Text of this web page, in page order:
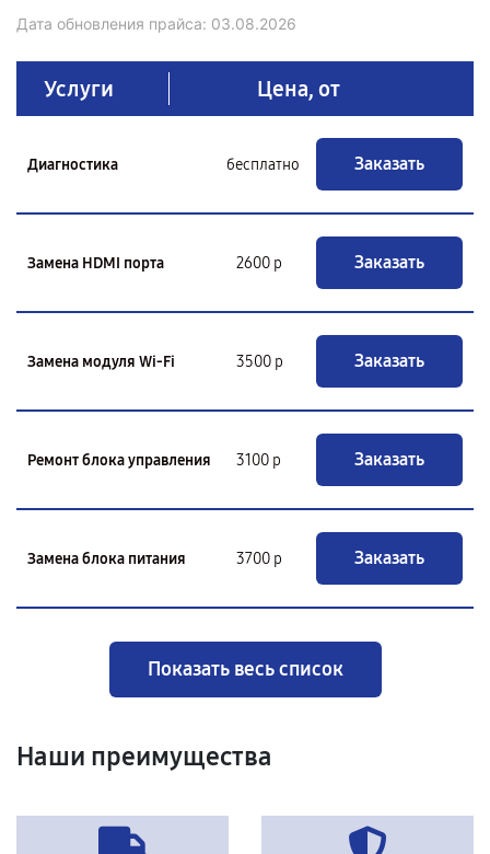
Дата обновления прайса: 03.08.2026
Услуги Цена, от
Диагностика бесплатно Заказать
Замена HDMI порта 2600 р Заказать
Замена модуля Wi-Fi 3500 р Заказать
Ремонт блока управления 3100 р Заказать
Замена блока питания 3700 р Заказать
Показать весь список
Наши преимущества